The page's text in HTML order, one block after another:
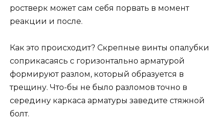
ростверк может сам себя порвать в момент
реакции и после.
Как это происходит? Скрепные винты опалубки
соприкасаясь с горизонтально арматурой
формируют разлом, который образуется в
трещину. Что-бы не было разломов точно в
середину каркаса арматуры заведите стяжной
болт.